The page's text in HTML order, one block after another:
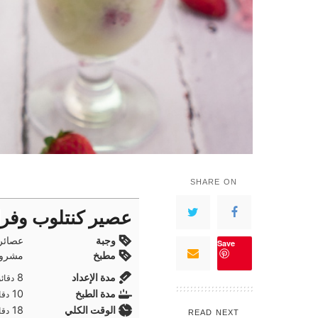
SHARE ON
Save
READ NEXT
عصير كنتلوب
وجبة
عصائر
مطبخ
مدة الإعداد
8
مدة الطبخ 10
الوقت الكلي 18